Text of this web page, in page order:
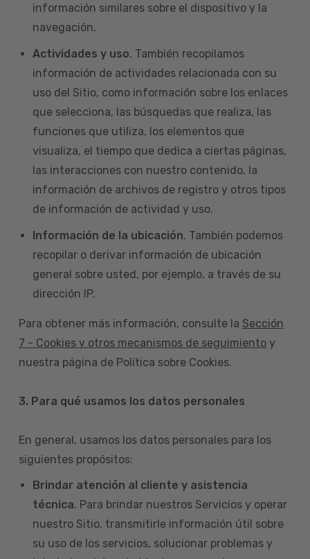
información similares sobre el dispositivo y la
navegación.
Actividades y uso. También recopilamos
información de actividades relacionada con su
uso del Sitio, como información sobre los enlaces
que selecciona, las búsquedas que realiza, las
funciones que utiliza, los elementos que
visualiza, el tiempo que dedica a ciertas páginas,
las interacciones con nuestro contenido, la
información de archivos de registro y otros tipos
de información de actividad y uso.
Información de la ubicación. También podemos
recopilar o derivar información de ubicación
general sobre usted, por ejemplo, a través de su
dirección IP.
Para obtener más información, consulte la Sección
7 - Cookies y otros mecanismos de seguimiento y
nuestra página de Política sobre Cookies.
3. Para qué usamos los datos personales
En general, usamos los datos personales para los
siguientes propósitos:
Brindar atención al cliente y asistencia
técnica. Para brindar nuestros Servicios y operar
nuestro Sitio, transmitirle información útil sobre
su uso de los servicios, solucionar problemas y